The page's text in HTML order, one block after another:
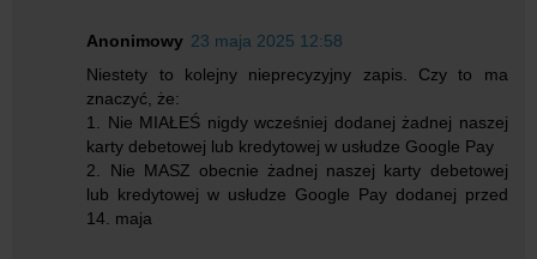
Anonimowy 23 maja 2025 12:58
Niestety to kolejny nieprecyzyjny zapis. Czy to ma
znaczyć, że:
1. Nie MIAŁEŚ nigdy wcześniej dodanej żadnej naszej
karty debetowej lub kredytowej w usłudze Google Pay
2. Nie MASZ obecnie żadnej naszej karty debetowej
lub kredytowej w usłudze Google Pay dodanej przed
14. maja